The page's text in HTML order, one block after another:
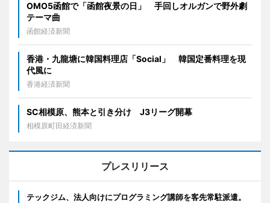
OMO5函館で「函館夜景の日」 手回しオルガンで野外劇
テーマ曲
函館経済新聞
香港・九龍塘に韓国料理店「Social」 韓国定番料理を現
代風に
香港経済新聞
SC相模原、熊本と引き分け J3リーグ開幕
相模原町田経済新聞
プレスリリース
テックジム、法人向けにプログラミング講師を客先常駐派遣。